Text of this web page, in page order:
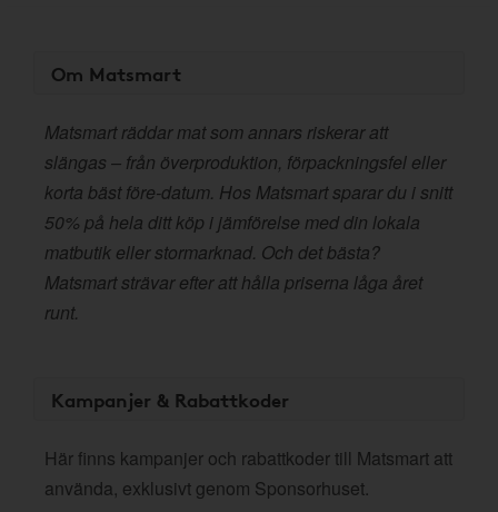
Om Matsmart
Matsmart räddar mat som annars riskerar att
slängas – från överproduktion, förpackningsfel eller
korta bäst före-datum. Hos Matsmart sparar du i snitt
50% på hela ditt köp i jämförelse med din lokala
matbutik eller stormarknad. Och det bästa?
Matsmart strävar efter att hålla priserna låga året
runt.
Kampanjer & Rabattkoder
Här finns kampanjer och rabattkoder till Matsmart att
använda, exklusivt genom Sponsorhuset.